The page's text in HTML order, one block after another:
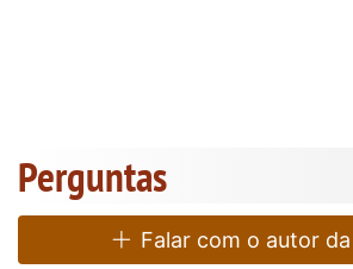
Perguntas
Falar com o autor